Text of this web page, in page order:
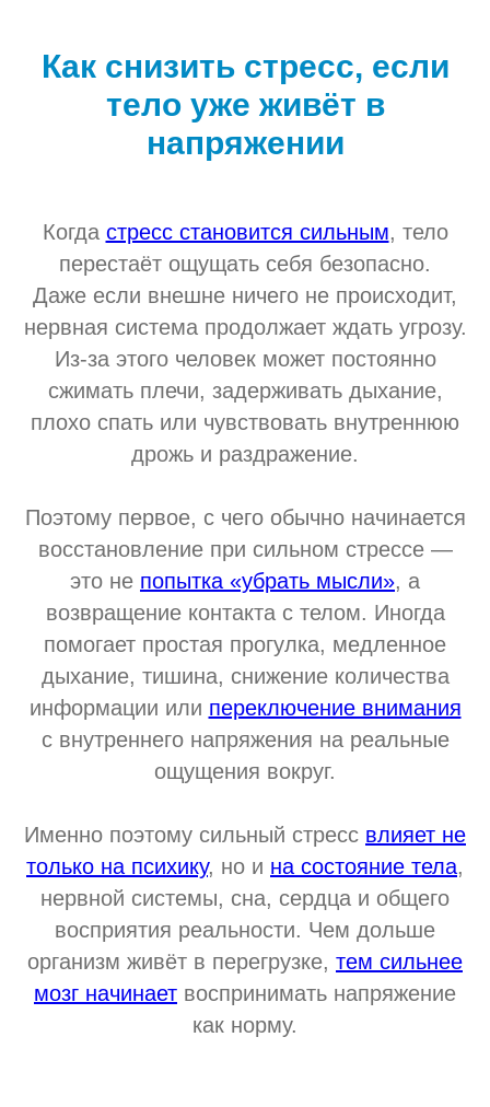
Как снизить стресс, если
тело уже живёт в
напряжении
Когда стресс становится сильным, тело
перестаёт ощущать себя безопасно.
Даже если внешне ничего не происходит,
нервная система продолжает ждать угрозу.
Из-за этого человек может постоянно
сжимать плечи, задерживать дыхание,
плохо спать или чувствовать внутреннюю
дрожь и раздражение.
Поэтому первое, с чего обычно начинается
восстановление при сильном стрессе —
это не попытка «убрать мысли», а
возвращение контакта с телом. Иногда
помогает простая прогулка, медленное
дыхание, тишина, снижение количества
информации или переключение внимания
с внутреннего напряжения на реальные
ощущения вокруг.
Именно поэтому сильный стресс влияет не
только на психику, но и на состояние тела,
нервной системы, сна, сердца и общего
восприятия реальности. Чем дольше
организм живёт в перегрузке, тем сильнее
мозг начинает воспринимать напряжение
как норму.